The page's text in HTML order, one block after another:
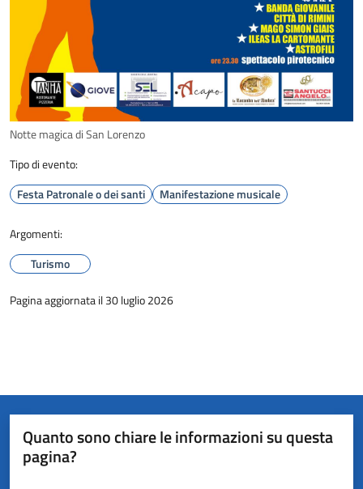
Notte magica di San Lorenzo
Tipo di evento:
Festa Patronale o dei santi
Manifestazione musicale
Argomenti:
Turismo
Pagina aggiornata il 30 luglio 2026
Quanto sono chiare le informazioni su questa
pagina?